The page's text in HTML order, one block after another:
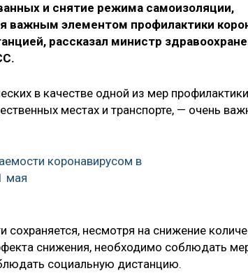
и снятие режима самоизоляции,
важным элементом профилактики
рассказал министр
в качестве одной из мер
местах и транспорте, — очень
коронавирусом в
мая
сохраняется, несмотря на снижение
снижения, необходимо соблюдать
социальную дистанцию.